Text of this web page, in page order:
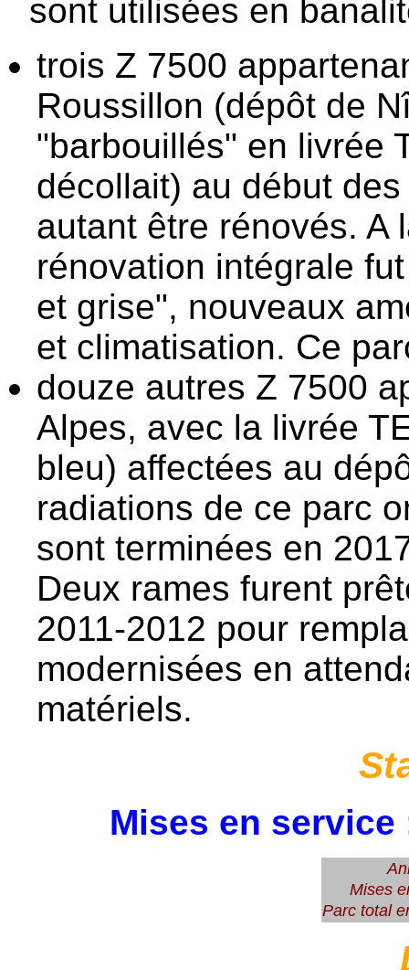
sont utilisées en
trois Z 7500
Roussillon (dépôt de
"barbouillés" en livrée
décollait) au début
autant être rénovés. A
rénovation intégrale
et grise", nouveaux
et climatisation. Ce
douze autres Z 7500
Alpes, avec la livrée
bleu) affectées au
radiations de ce parc
sont terminées en
Deux rames furent
2011-2012 pour
modernisées en
matériels.
Mises en service
Mises
Parc total